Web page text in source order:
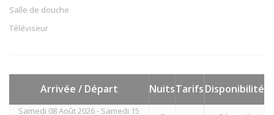
Salle de douche
Téléviseur
Arrivée / Départ NuitsTarifsDisponibilité
Samedi 08 Août 2026 - Samedi 15